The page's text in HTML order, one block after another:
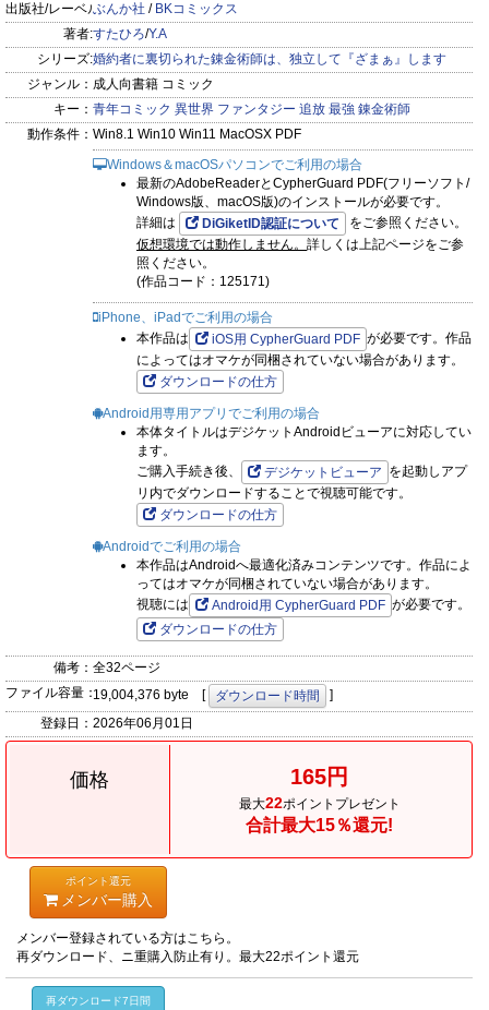
出版社/レーベル:ぶんか社 / BKコミックス
著者:すたひろ/Y.A
シリーズ:婚約者に裏切られた錬金術師は、独立して『ざまぁ』します
ジャンル： 成人向書籍 コミック
キー： 青年コミック 異世界 ファンタジー 追放 最強 錬金術師
動作条件： Win8.1 Win10 Win11 MacOSX PDF
Windows＆macOSパソコンでご利用の場合
最新のAdobeReaderとCypherGuard PDF(フリーソフト/
Windows版、macOS版)のインストールが必要です。
詳細は
DiGiketID認証について
をご参照ください。
仮想環境では動作しません。 詳しくは上記ページをご参
照ください。
(作品コード：125171)
iPhone、iPadでご利用の場合
本作品は
iOS用 CypherGuard PDF が必要です。作品
によってはオマケが同梱されていない場合があります。
ダウンロードの仕方
Android用専用アプリでご利用の場合
本体タイトルはデジケットAndroidビューアに対応してい
ます。
ご購入手続き後、
デジケットビューア を起動しアプ
リ内でダウンロードすることで視聴可能です。
ダウンロードの仕方
Androidでご利用の場合
本作品はAndroidへ最適化済みコンテンツです。作品によ
ってはオマケが同梱されていない場合があります。
視聴には
Android用 CypherGuard PDF が必要です。
ダウンロードの仕方
備考： 全32ページ
ファイル容量：19,004,376 byte [ ダウンロード時間
]
登録日： 2026年06月01日
価格 165円
最大22ポイントプレゼント
合計最大15％還元!
ポイント還元
メンバー購入
メンバー登録されている方はこちら。
再ダウンロード、ニ重購入防止有り。最大22ポイント還元
再ダウンロード7日間